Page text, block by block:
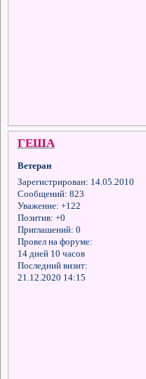
ГЕША
Ветеран
Зарегистрирован: 14.05.2010
Сообщений: 823
Уважение: +122
Позитив: +0
Приглашений: 0
Провел на форуме:
14 дней 10 часов
Последний визит:
21.12.2020 14:15